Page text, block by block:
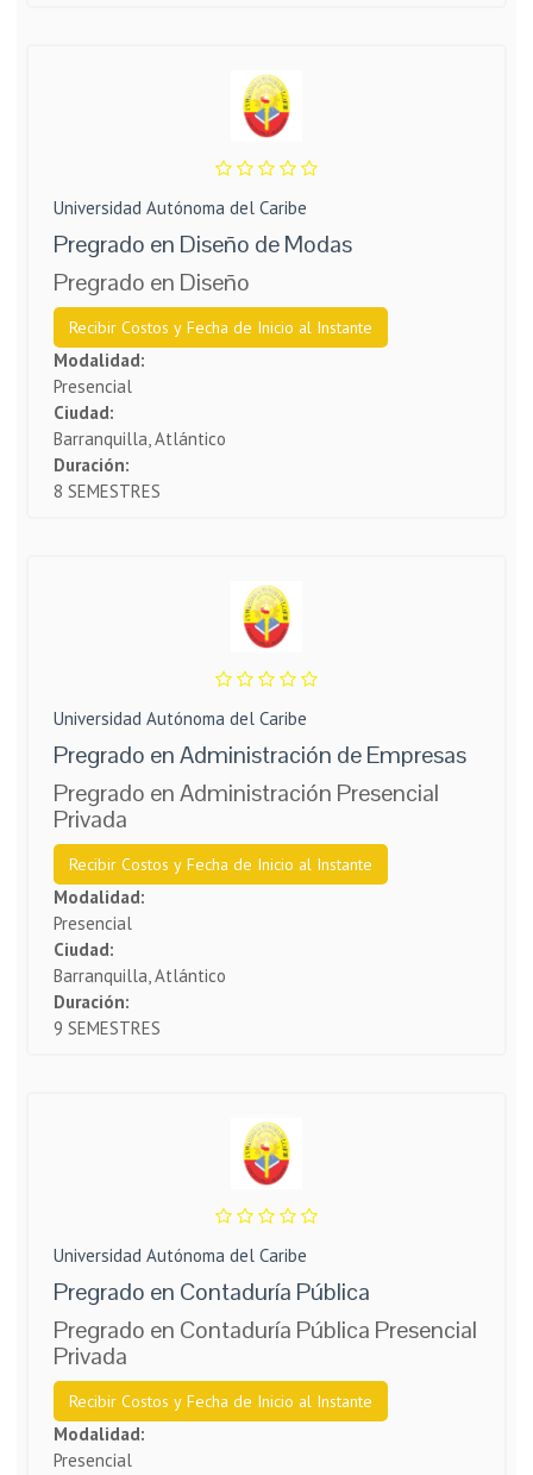
Universidad Autónoma del Caribe
Pregrado en Diseño de Modas
Pregrado en Diseño
Recibir Costos y Fecha de Inicio al Instante
Modalidad:
Presencial
Ciudad:
Barranquilla, Atlántico
Duración:
8 SEMESTRES
Universidad Autónoma del Caribe
Pregrado en Administración de Empresas
Pregrado en Administración Presencial
Privada
Recibir Costos y Fecha de Inicio al Instante
Modalidad:
Presencial
Ciudad:
Barranquilla, Atlántico
Duración:
9 SEMESTRES
Universidad Autónoma del Caribe
Pregrado en Contaduría Pública
Pregrado en Contaduría Pública Presencial
Privada
Recibir Costos y Fecha de Inicio al Instante
Modalidad:
Presencial